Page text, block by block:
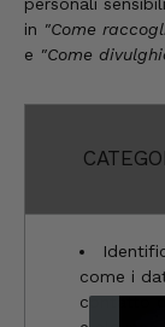
in "Come
e "Come
come i
contatto